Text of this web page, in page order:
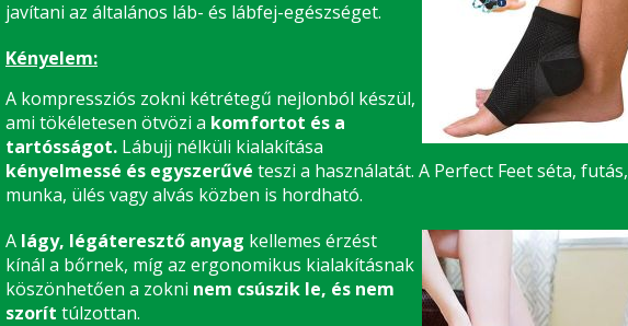
javítani az általános láb- és lábfej-egészséget.
Kényelem:
A kompressziós zokni kétrétegű nejlonból készül,
ami tökéletesen ötvözi a komfortot és a
tartósságot. Lábujj nélküli kialakítása
kényelmessé és egyszerűvé teszi a használatát. A Perfect Feet séta, futás,
munka, ülés vagy alvás közben is hordható.
A lágy, légáteresztő anyag kellemes érzést
kínál a bőrnek, míg az ergonomikus kialakításnak
köszönhetően a zokni nem csúszik le, és nem
szorít túlzottan.